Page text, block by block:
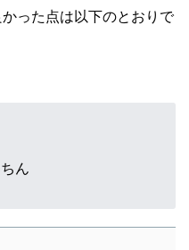
った点は以下のとおりで
ん